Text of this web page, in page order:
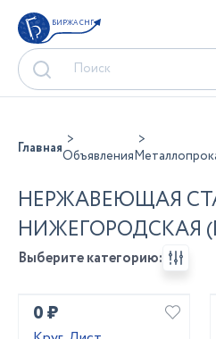
БИРЖА СНГ
ГлавнаяОбъявления
НЕРЖАВЕЮЩАЯ
НИЖЕГОРОДСКАЯ
Выберите категорию:
0 ₽